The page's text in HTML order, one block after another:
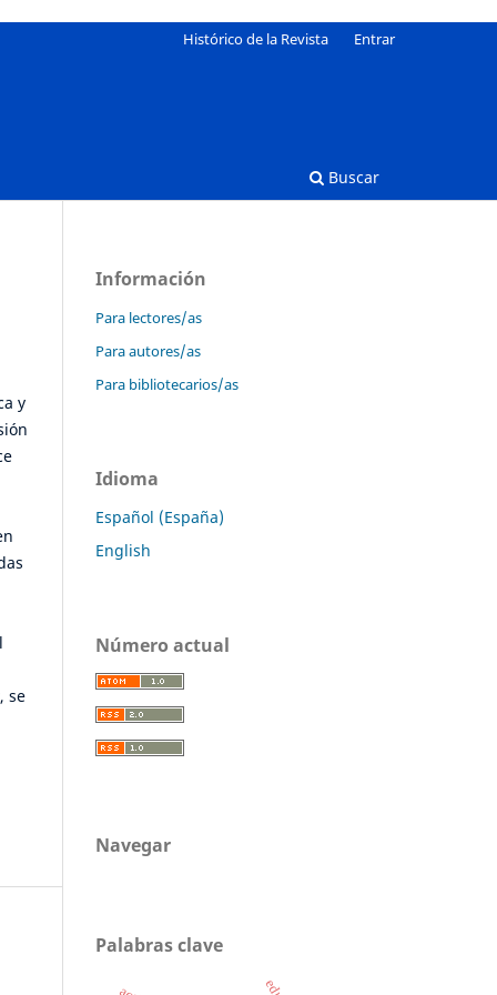
Buscar
Histórico de la Revista Entrar
y
se
Información
Para lectores/as
Para autores/as
Para bibliotecarios/as
Idioma
Español (España)
English
Número actual
Navegar
Palabras clave